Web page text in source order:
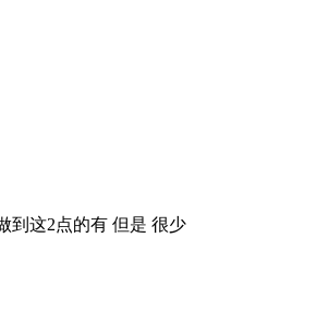
到这2点的有 但是 很少